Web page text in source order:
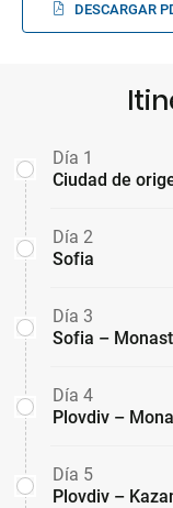
DESCARGAR
Día 1
Ciudad de
Día 2
Sofia
Día 3
Sofia –
Día 4
Plovdiv –
Día 5
Plovdiv –